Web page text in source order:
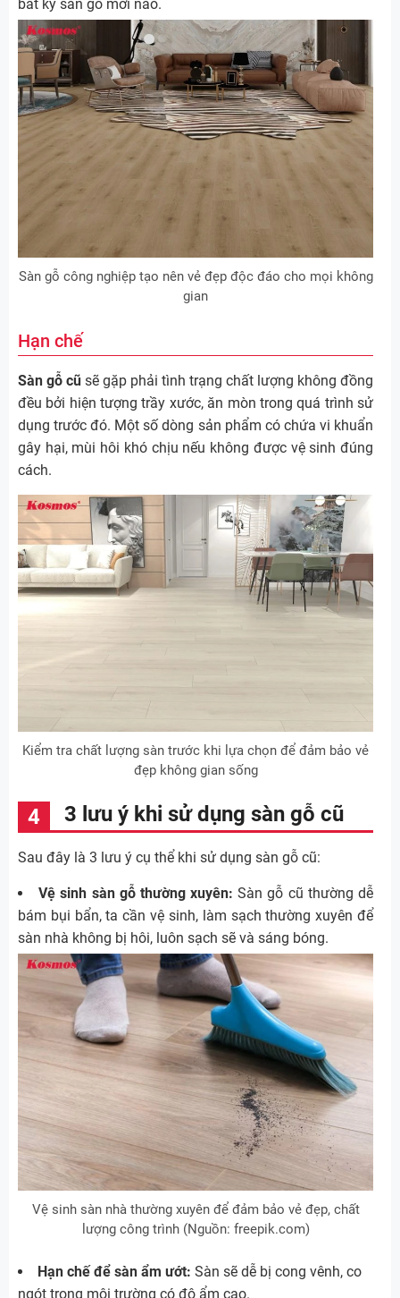
bất kỳ sàn gỗ mới nào.
Sàn gỗ công nghiệp tạo nên vẻ đẹp độc đáo cho mọi không
gian
Hạn chế
Sàn gỗ cũ sẽ gặp phải tình trạng chất lượng không đồng
đều bởi hiện tượng trầy xước, ăn mòn trong quá trình sử
dụng trước đó. Một số dòng sản phẩm có chứa vi khuẩn
gây hại, mùi hôi khó chịu nếu không được vệ sinh đúng
cách.
Kiểm tra chất lượng sàn trước khi lựa chọn để đảm bảo vẻ
đẹp không gian sống
3 lưu ý khi sử dụng sàn gỗ cũ
Sau đây là 3 lưu ý cụ thể khi sử dụng sàn gỗ cũ:
Vệ sinh sàn gỗ thường xuyên: Sàn gỗ cũ thường dễ
bám bụi bẩn, ta cần vệ sinh, làm sạch thường xuyên để
sàn nhà không bị hôi, luôn sạch sẽ và sáng bóng.
Vệ sinh sàn nhà thường xuyên để đảm bảo vẻ đẹp, chất
lượng công trình (Nguồn: freepik.com)
Hạn chế để sàn ẩm ướt: Sàn sẽ dễ bị cong vênh, co
ngót trong môi trường có độ ẩm cao.